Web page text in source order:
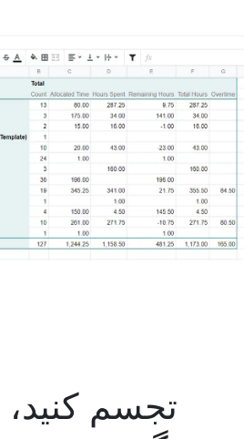
تجسم کنید،